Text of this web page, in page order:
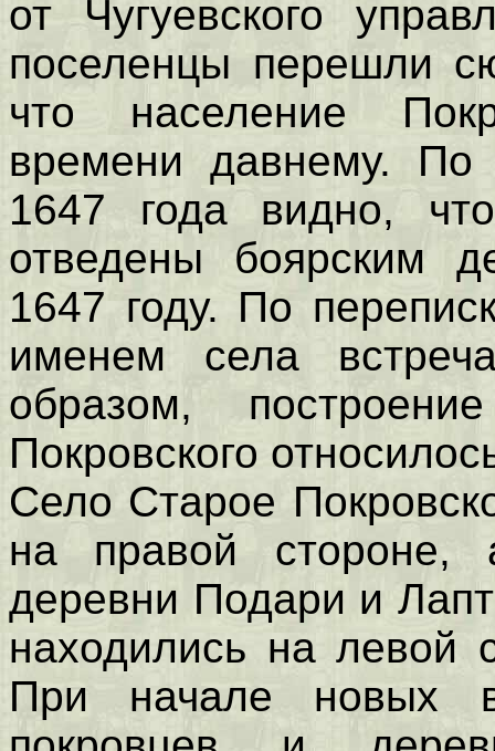
от Чугуевского
поселенцы перешли
что население
времени давнему. По
1647 года видно,
отведены боярским
1647 году. По
именем села
образом,
Покровского
Село Старое
на правой
деревни Подари и
находились на левой
При начале новых